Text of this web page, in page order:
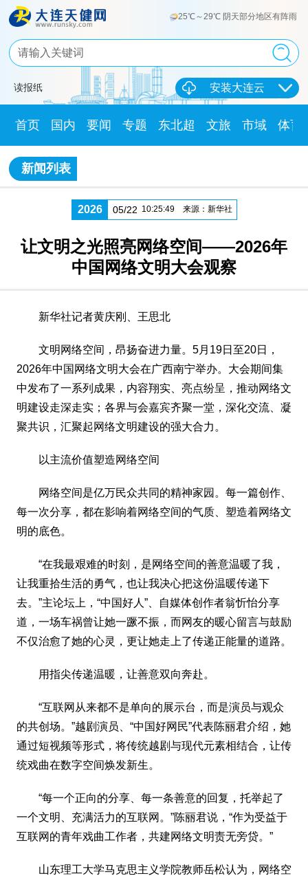
25℃～29℃ 阴天部分地区有阵雨
读报纸 安装大连云
首页 国内 要闻 专题 东北超 文旅 市域 体育
新闻列表
2026 05/22 10:25:49 来源：新华社
让文明之光照亮网络空间——2026年
中国网络文明大会观察
新华社记者黄庆刚、王思北
文明网络空间，昂扬奋进力量。5月19日至20日，
2026年中国网络文明大会在广西南宁举办。大会期间集
中发布了一系列成果，内容翔实、亮点纷呈，推动网络文
明建设走深走实；各界与会嘉宾齐聚一堂，深化交流、凝
聚共识，汇聚起网络文明建设的强大合力。
以主流价值塑造网络空间
网络空间是亿万民众共同的精神家园。每一篇创作、
每一次分享，都在影响着网络空间的气质、塑造着网络文
明的底色。
“在我最艰难的时刻，是网络空间的善意温暖了我，
让我重拾生活的勇气，也让我决心把这份温暖传递下
去。”主论坛上，“中国好人”、自媒体创作者翁忻怡分享
道，一场车祸曾让她一蹶不振，而网友的暖心留言与鼓励
不仅治愈了她的心灵，更让她走上了传递正能量的道路。
用指尖传递温暖，让善意双向奔赴。
“互联网从来都不是单向的展示台，而是演员与观众
的共创场。”越剧演员、“中国好网民”代表陈丽君介绍，她
通过短视频等形式，将传统越剧与现代元素相结合，让传
统戏曲在数字空间焕发新生。
“每一个正向的分享、每一条善意的回复，托举起了
一个文明、充满活力的互联网。”陈丽君说，“作为受益于
互联网的青年戏曲工作者，共建网络文明责无旁贷。”
山东理工大学马克思主义学院教师岳松认为，网络空